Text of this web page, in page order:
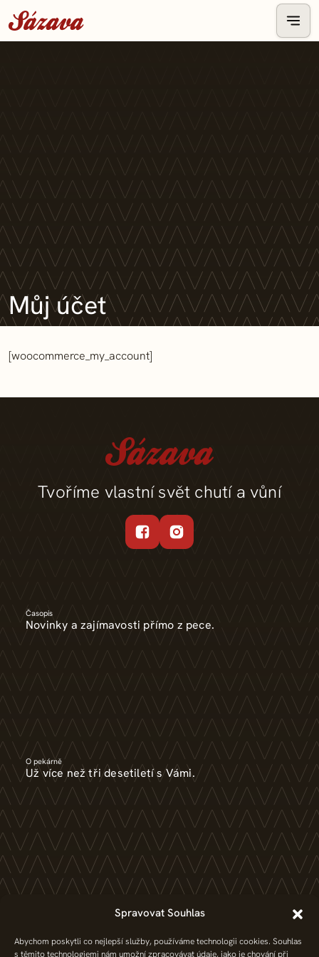
Spravovat Souhlas
Abychom poskytli co nejlepší služby, používáme technologii cookies. Souhlas
s těmito technologiemi nám umožní zpracovávat údaje, jako je chování při
Můj účet
[woocommerce_my_account]
Tvoříme vlastní svět chutí a vůní
Časopis
Novinky a zajímavosti přímo z pece.
O pekárně
Už více než tři desetiletí s Vámi.
Bez práce nejsou koláče. Pracujte v pekárně.